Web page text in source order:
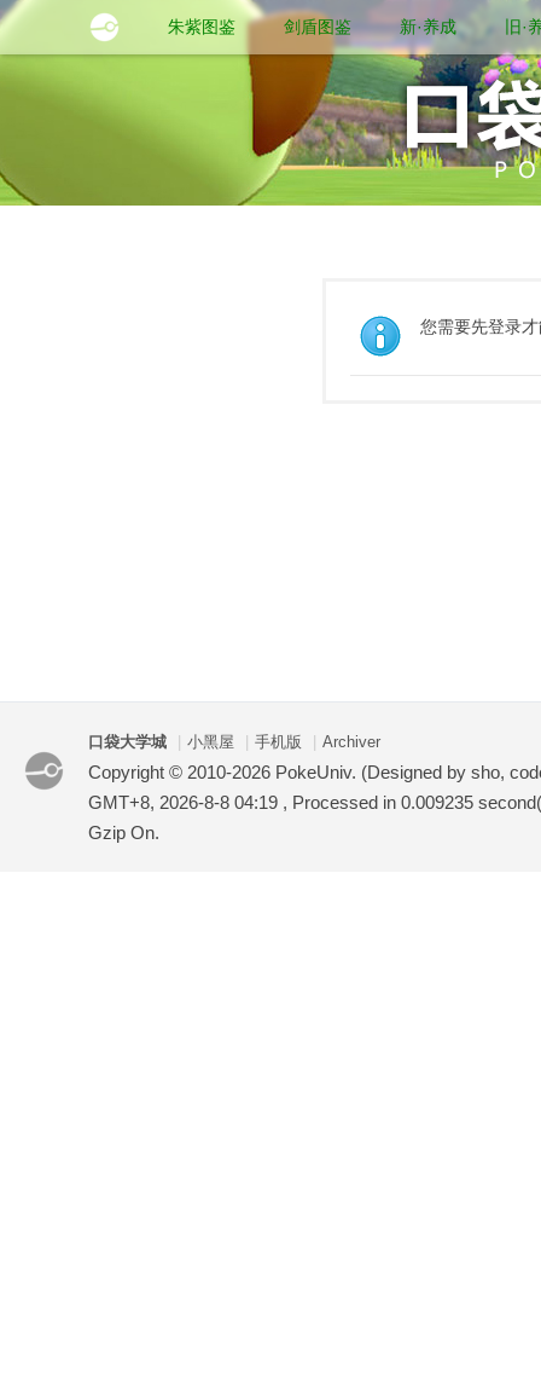
朱紫图鉴 剑盾图鉴 新·养成 旧·
您需要先登录
口袋大学城 小黑屋 手机版 Archiver
Copyright © 2010-2026 PokeUniv. (Designed by sho,
GMT+8, 2026-8-8 04:19 , Processed in 0.009235
Gzip On.